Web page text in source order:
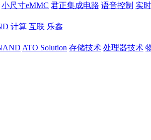
小尺寸eMMC 君正集成电路 语音控制 实
计算 互联 乐鑫
ATO Solution 存储技术 处理器技术